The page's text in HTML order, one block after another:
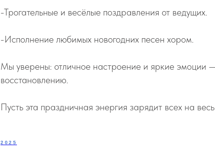
-Трогательные и весёлые поздравления от ведущих.
-Исполнение любимых новогодних песен хором.
Мы уверены: отличное настроение и яркие эмоции
восстановлению.
Пусть эта праздничная энергия зарядит всех на
2025